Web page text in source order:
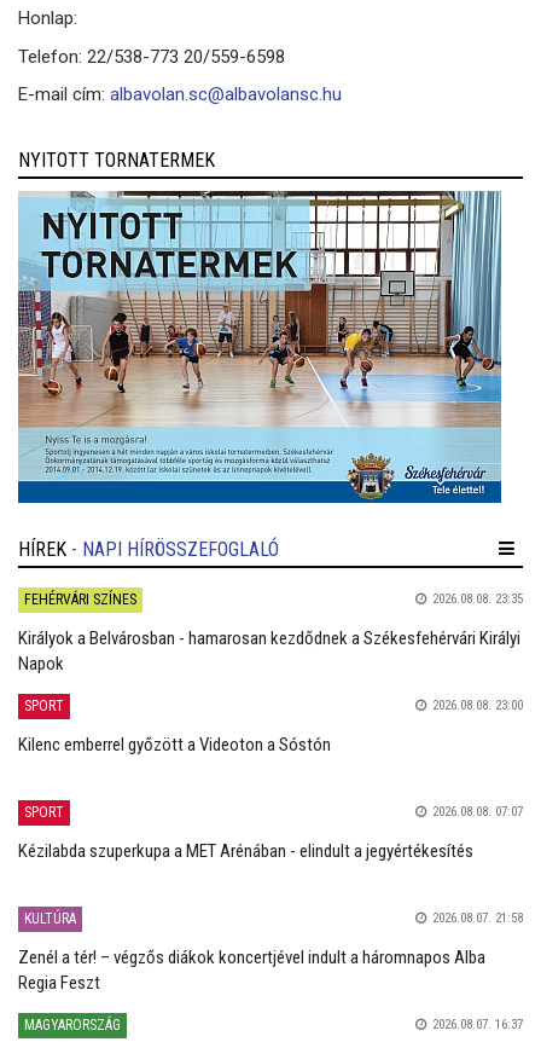
Honlap:
Telefon: 22/538-773 20/559-6598
E-mail cím: albavolan.sc@albavolansc.hu
NYITOTT TORNATERMEK
HÍREK - NAPI HÍRÖSSZEFOGLALÓ
FEHÉRVÁRI SZÍNES 2026.08.08. 23:35
Királyok a Belvárosban - hamarosan kezdődnek a Székesfehérvári Királyi
Napok
SPORT 2026.08.08. 23:00
Kilenc emberrel győzött a Videoton a Sóstón
SPORT 2026.08.08. 07:07
Kézilabda szuperkupa a MET Arénában - elindult a jegyértékesítés
KULTÚRA 2026.08.07. 21:58
Zenél a tér! – végzős diákok koncertjével indult a háromnapos Alba
Regia Feszt
MAGYARORSZÁG 2026.08.07. 16:37